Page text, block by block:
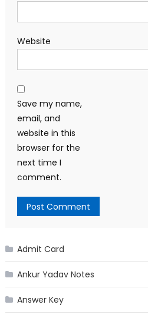
Website
Save my name,
email, and
website in this
browser for the
next time I
comment.
Admit Card
Ankur Yadav Notes
Answer Key